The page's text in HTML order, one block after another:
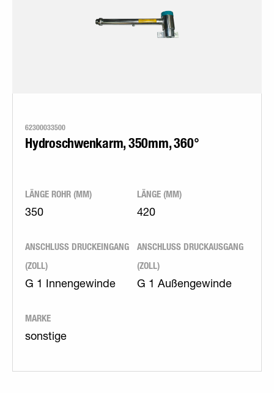
62300033500
Hydroschwenkarm, 350mm, 360°
LÄNGE ROHR (MM)
350
LÄNGE (MM)
420
ANSCHLUSS DRUCKEINGANG
(ZOLL)
G 1 Innengewinde
ANSCHLUSS DRUCKAUSGANG
(ZOLL)
G 1 Außengewinde
MARKE
sonstige